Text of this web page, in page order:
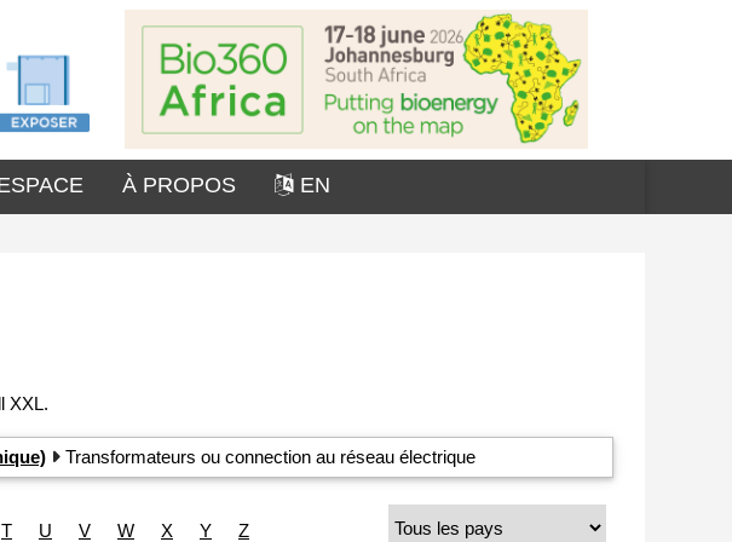
À PROPOS EN
Transformateurs ou connection au réseau électrique
T U V W X Y Z